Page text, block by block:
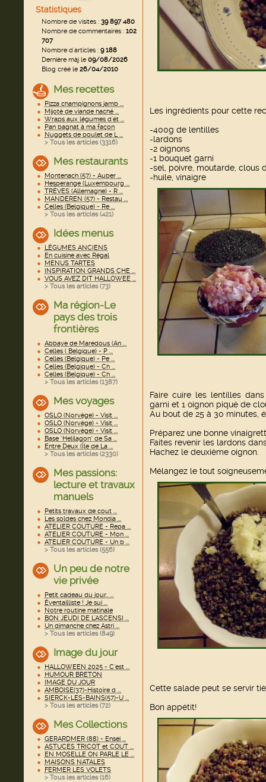
Statistiques
Nombre de visites : 39 897 480
Nombre de commentaires : 102
707
Nombre d'articles : 9 188
Dernière màj le09/08/2026
Blog créé le26/04/2010
Mes recettes
Pizza champignons jamb ...
Mijoté de viande haché ...
Wraps aux légumes d'ét ...
Pan bagnat à ma façon
Nuggets de poulet de L ...
> Tous les articles (3316)
Mes restaurants
Montenach (57) - Auber ...
Hesperange (Luxembourg ...
TRÈVES (Allemagne) - R ...
MANDEREN (57) - Restau ...
Celles (Belgique) - Re ...
> Tous les articles (421)
Idées menus
LÉGUMES ANCIENS
En cuisine avec Régal
MENUS TARTES
INSPIRATION GRANDS CHE ...
VOUS AVEZ DIT HALLOWEE ...
> Tous les articles (73)
Ma région-Le
pays des trois
frontières
Abbaye de Maredous (An ...
Celles ( Belgique) - P ...
Celles (Belgique) - Pe ...
Celles (Belgique) - Ch ...
Celles (Belgique) - Ch ...
> Tous les articles (1387)
Mes voyages
OSLO (Norvège) - Visit ...
OSLO (Norvège) - Visit ...
OSLO (Norvège) - Visit ...
Base "Helilagon" de Sa ...
Entre Deux (Île de La ...
> Tous les articles (2330)
Mes passions:
lecture et travaux
manuels
Petits travaux de cout ...
Les soldes chez Mondia ...
ATELIER COUTURE - Repa ...
ATELIER COUTURE - Mon ...
ATELIER COUTURE - Un b ...
> Tous les articles (556)
Un peu de notre
vie privée
Petit cadeau du jour.. ...
Éventailliste ! Je sui ...
Notre routine matinale
BON JEUDI DE L'ASCENSI ...
Un dimanche chez Astri ...
> Tous les articles (849)
Image du jour
HALLOWEEN 2025 - C'est ...
HUMOUR BRETON
IMAGE DU JOUR
AMBOISE(37)-Histoire d ...
SIERCK-LES-BAINS(57)-U ...
> Tous les articles (72)
Mes Collections
GERARDMER (88) - Ensei ...
ASTUCES TRICOT et COUT ...
EN MOSELLE ON PARLE LE ...
MAISONS NATALES
FERMER LES VOLETS
> Tous les articles (16)
Les ingrédients pour cette
-400g de lentilles
-lardons
-2 oignons
-1 bouquet garni
-sel, poivre, moutarde, clous
-huile, vinaigre
Faire cuire les lentilles
garni et 1 oignon piqué de
Au bout de 25 à 30 minutes,
Préparez une bonne
Faites revenir les lardons
Hachez le deuxième oignon.
Mélangez le tout
Cette salade peut se servir
Bon appétit!